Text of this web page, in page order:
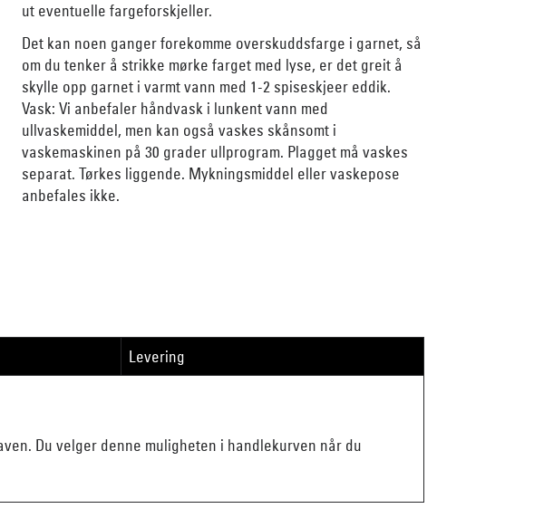
ut eventuelle fargeforskjeller.
Det kan noen ganger forekomme overskuddsfarge i garnet, så
om du tenker å strikke mørke farget med lyse, er det greit å
skylle opp garnet i varmt vann med 1-2 spiseskjeer eddik.
Vask: Vi anbefaler håndvask i lunkent vann med
ullvaskemiddel, men kan også vaskes skånsomt i
vaskemaskinen på 30 grader ullprogram. Plagget må vaskes
separat. Tørkes liggende. Mykningsmiddel eller vaskepose
anbefales ikke.
Levering
Du velger denne muligheten i handlekurven når du